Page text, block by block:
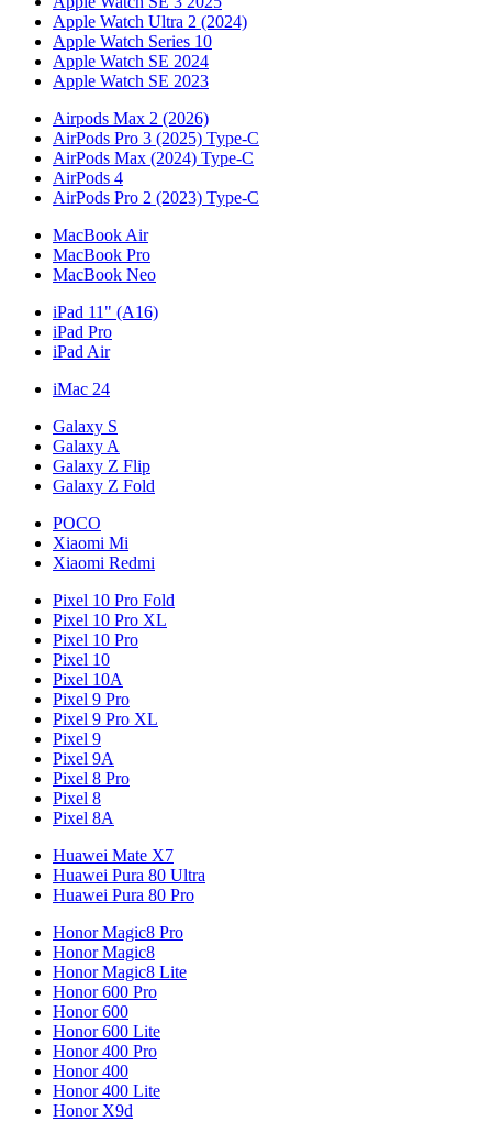
Apple Watch Ultra 2 (2024)
Apple Watch Series 10
Apple Watch SE 2024
Apple Watch SE 2023
Airpods Max 2 (2026)
AirPods Pro 3 (2025) Type-C
AirPods Max (2024) Type-C
AirPods 4
AirPods Pro 2 (2023) Type-C
MacBook Air
MacBook Pro
MacBook Neo
iPad 11" (A16)
iPad Pro
iPad Air
iMac 24
Galaxy S
Galaxy A
Galaxy Z Flip
Galaxy Z Fold
POCO
Xiaomi Mi
Xiaomi Redmi
Pixel 10 Pro Fold
Pixel 10 Pro XL
Pixel 10 Pro
Pixel 10
Pixel 10A
Pixel 9 Pro
Pixel 9 Pro XL
Pixel 9
Pixel 9A
Pixel 8 Pro
Pixel 8
Pixel 8A
Huawei Mate X7
Huawei Pura 80 Ultra
Huawei Pura 80 Pro
Honor Magic8 Pro
Honor Magic8
Honor Magic8 Lite
Honor 600 Pro
Honor 600
Honor 600 Lite
Honor 400 Pro
Honor 400
Honor 400 Lite
Honor X9d